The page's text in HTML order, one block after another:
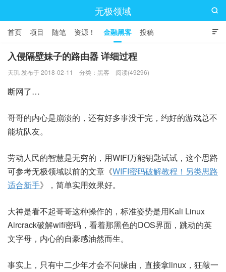
无极领域

首页 项目 随笔 资源！ 金融黑客 投稿

入侵隔壁妹子的路由器 详细过程
天玑 发布于 2018-02-11 分类： 黑客 阅读(49296)
断网了…
哥哥的内心是崩溃的，还有好多事没干完，约好的游戏总不
能坑队友。
劳动人民的智慧是无穷的，用WIFI万能钥匙试试，这个思路
可参考无极领域以前的文章《WIFI密码破解教程！另类思路
适合新手》，简单实用效果好。
大神是看不起哥哥这种操作的，标准姿势是用Kali Linux
Aircrack破解wifi密码，看着那黑色的DOS界面，跳动的英
文字母，内心的自豪感油然而生。
事实上，只有中二少年才会不问缘由，直接拿linux，狂敲一